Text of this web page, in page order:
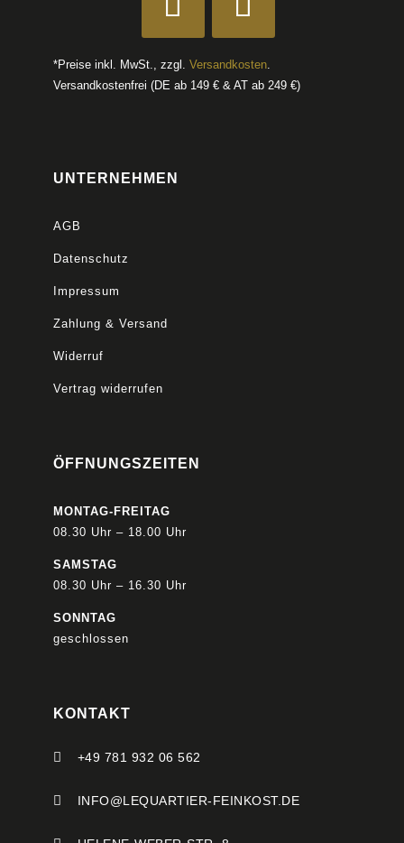
*Preise inkl. MwSt., zzgl. Versandkosten.
Versandkostenfrei (DE ab 149 € & AT ab 249 €)
UNTERNEHMEN
AGB
Datenschutz
Impressum
Zahlung & Versand
Widerruf
Vertrag widerrufen
ÖFFNUNGSZEITEN
MONTAG-FREITAG
08.30 Uhr – 18.00 Uhr
SAMSTAG
08.30 Uhr – 16.30 Uhr
SONNTAG
geschlossen
KONTAKT
 +49 781 932 06 562
 INFO@LEQUARTIER-FEINKOST.DE